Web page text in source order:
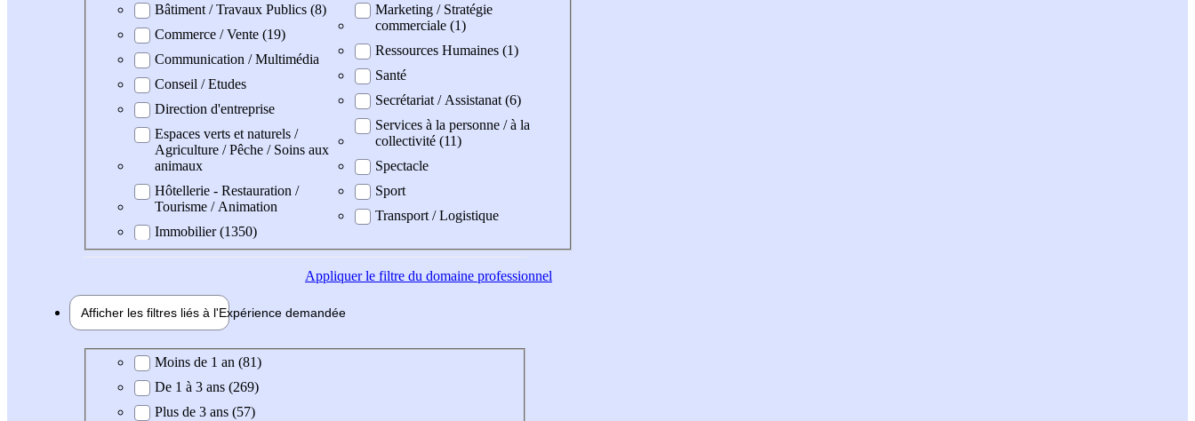
Bâtiment / Travaux Publics (8)
Commerce / Vente (19)
Communication / Multimédia
Conseil / Etudes
Direction d'entreprise
Espaces verts et naturels /
Agriculture / Pêche / Soins aux
animaux
Hôtellerie - Restauration /
Tourisme / Animation
Immobilier (1350)
Marketing / Stratégie
commerciale (1)
Ressources Humaines (1)
Santé
Secrétariat / Assistanat (6)
Services à la personne / à la
collectivité (11)
Spectacle
Sport
Transport / Logistique
Appliquerle filtre du domaine professionnel
Afficher les filtres liés à l'Expérience demandée
Expérience demandée
Moins de 1 an (81)
De 1 à 3 ans (269)
Plus de 3 ans (57)